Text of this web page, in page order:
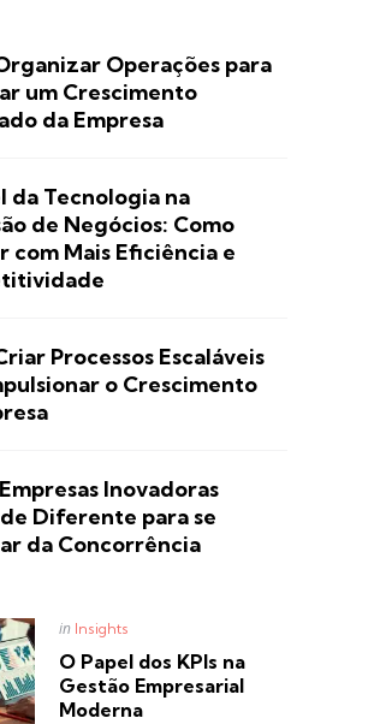
Operações para
um Crescimento
da Empresa
da Tecnologia na
de Negócios: Como
com Mais Eficiência e
Processos Escaláveis
o Crescimento
Inovadoras
Diferente para se
da Concorrência
Posted
in Insights
O Papel dos KPIs na
Gestão Empresarial
Moderna